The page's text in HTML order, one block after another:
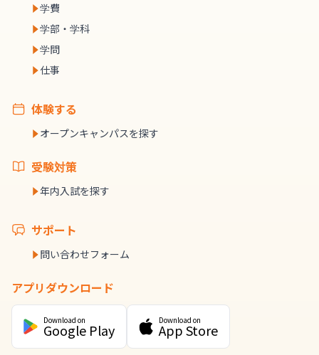
学費
学部・学科
学問
仕事
体験する
オープンキャンパスを探す
受験対策
年内入試を探す
サポート
問い合わせフォーム
アプリダウンロード
Download on
Google Play
Download on
App Store